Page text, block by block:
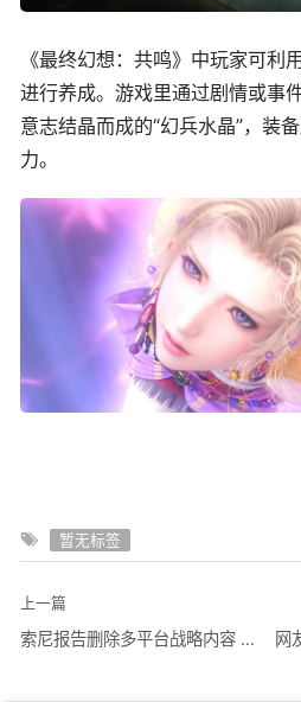
《最终幻想：共鸣》中玩家可利
进行养成。游戏里通过剧情或事
意志结晶而成的“幻兵水晶”，装
力。
暂无标签
上一篇
索尼报告删除多平台战略内容 第一方单机回归PS独占